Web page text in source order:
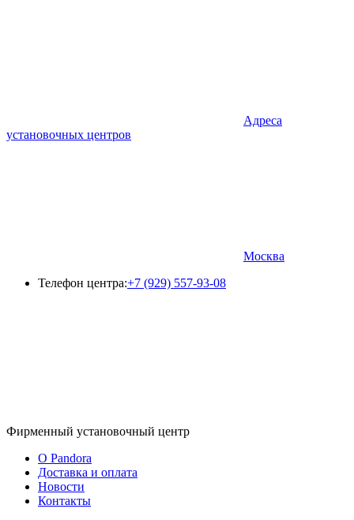
Адреса
установочных центров
Москва
Телефон центра:+7 (929) 557-93-08
Фирменный установочный центр
O Pandora
Доставка и оплата
Новости
Контакты